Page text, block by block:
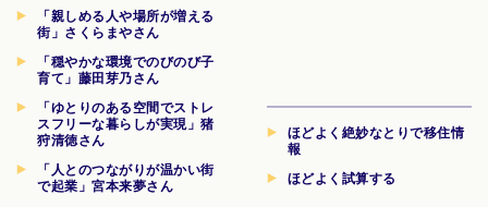
「親しめる人や場所が増える
街」さくらまやさん
「穏やかな環境でのびのび子
育て」藤田芽乃さん
「ゆとりのある空間でストレ
スフリーな暮らしが実現」猪
狩清徳さん
「人とのつながりが温かい街
で起業」宮本来夢さん
ほどよく絶妙なとりで移住情
報
ほどよく試算する